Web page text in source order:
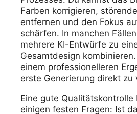
Farben korrigieren,
entfernen und den Fokus
schärfen. In manchen
mehrere KI-Entwürfe zu
Gesamtdesign
einem professionelleren
erste Generierung direkt zu
Eine gute Qualitätskontrolle
einigen festen Fragen: Ist